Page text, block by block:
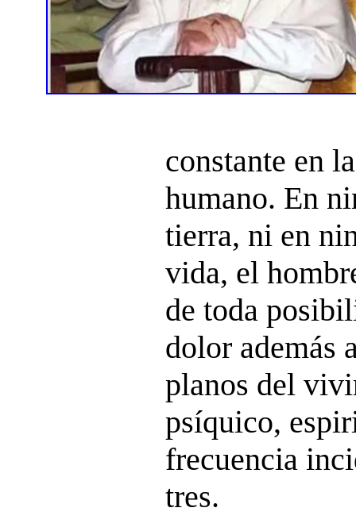
constante en
humano. En
tierra, ni en
vida, el
de toda
dolor además
planos del
psíquico,
frecuencia
tres.